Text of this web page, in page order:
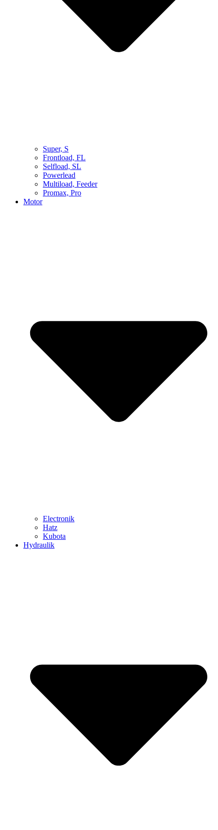
Super, S
Frontload, FL
Selfload, SL
Powerlead
Multiload, Feeder
Promax, Pro
Motor
Electronik
Hatz
Kubota
Hydraulik